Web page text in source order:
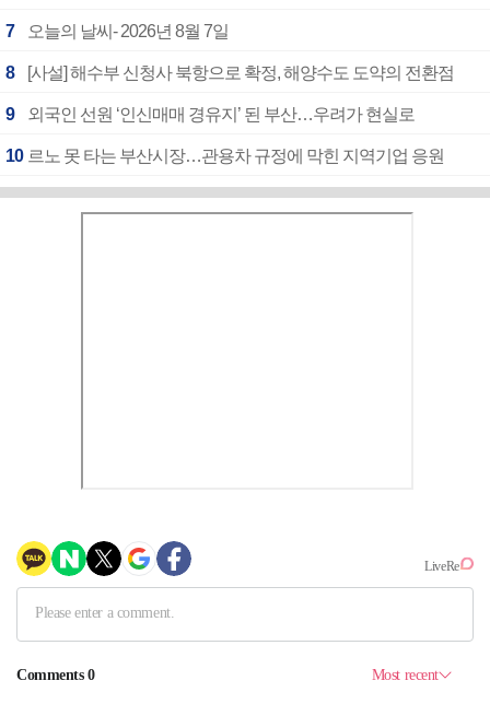
7 오늘의 날씨- 2026년 8월 7일
8 [사설] 해수부 신청사 북항으로 확정, 해양수도 도약의 전환점
9 외국인 선원 ‘인신매매 경유지’ 된 부산…우려가 현실로
10 르노 못 타는 부산시장…관용차 규정에 막힌 지역기업 응원